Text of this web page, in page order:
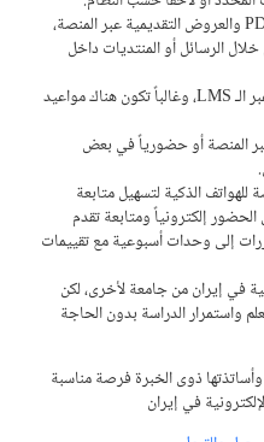
كما يتم تحميل الملفات الدراسية مثل الـ PDF والعروض التقديمية عبر المنصة،
الرسائل أو المنتديات داخل
أما الواجبات (التكاليف) فتُسلَّم إلكترونياً عبر الـ LMS، وغالباً تكون هناك مواعيد
المنصة أو حضورياً في بعض
الذكية لتسهيل متابعة
إلكترونياً ومتابعة تقدم
إلى وحدات أسبوعية مع تقييمات
في إيران من جامعة لأخرى، لكن
واستمرار الدراسة بدون الحاجة
ذوی الخبرة فرصة مناسبة
في إيران